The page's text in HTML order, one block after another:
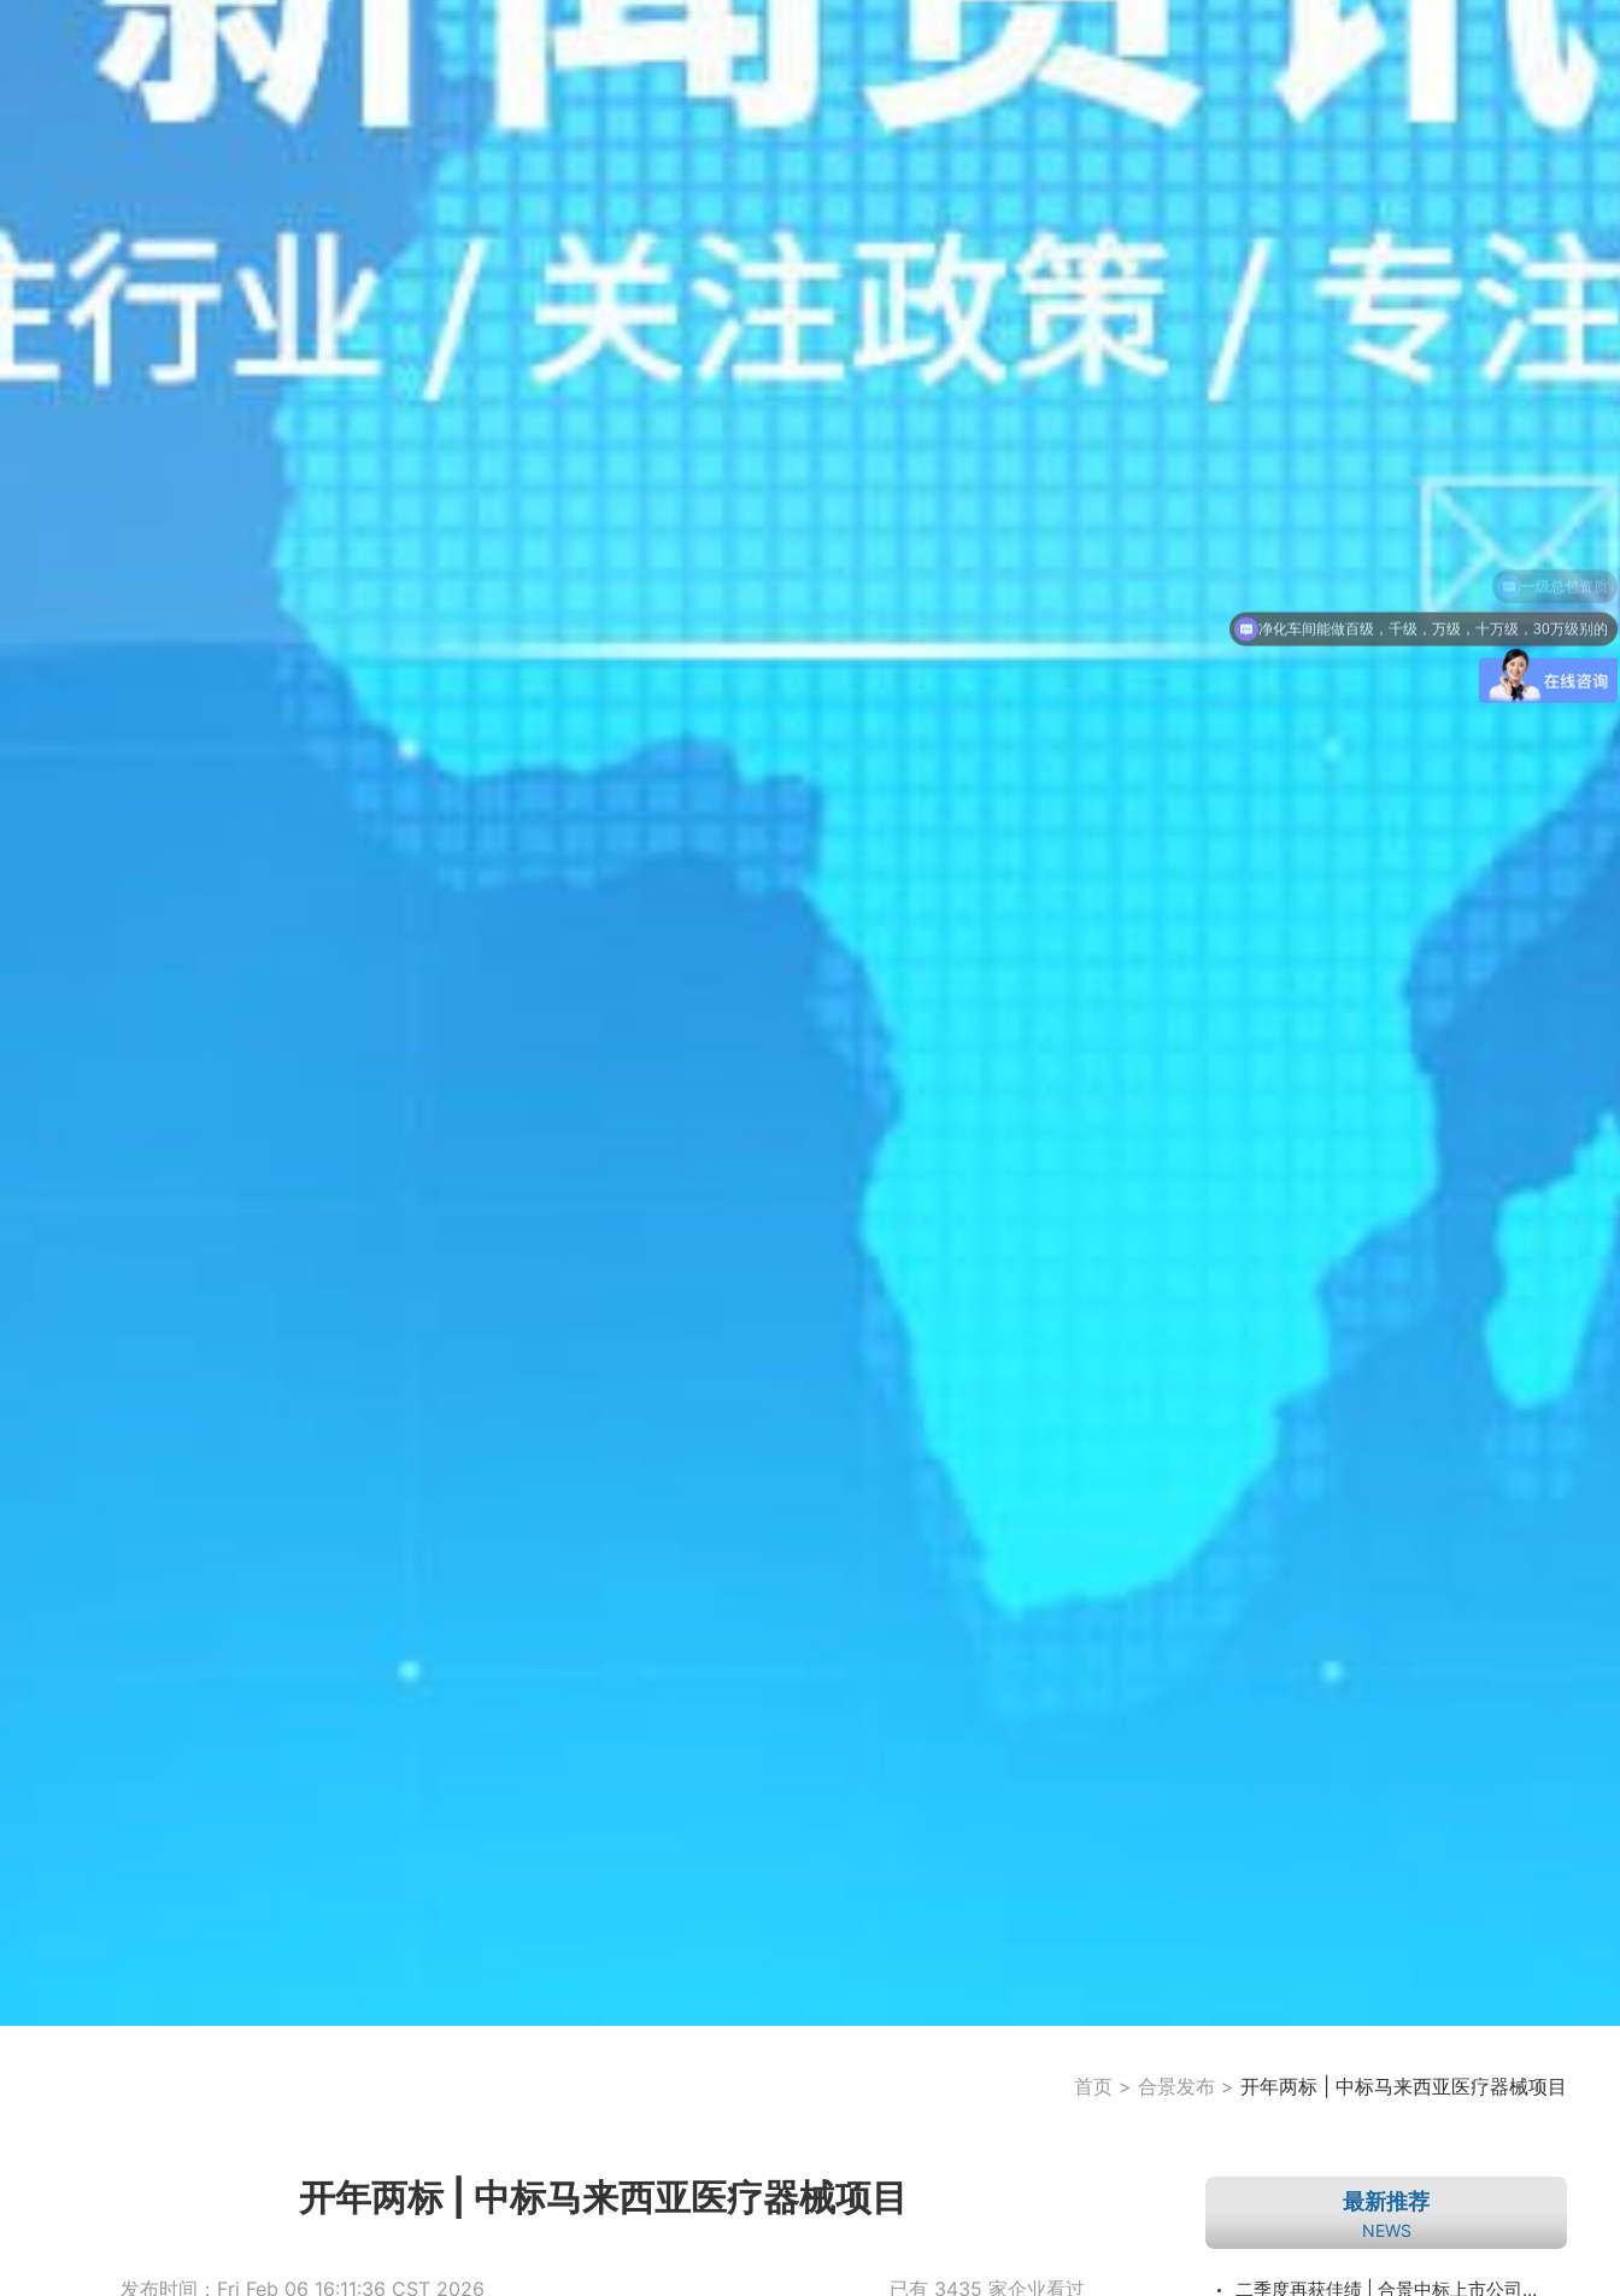
首页 > 合景发布 > 开年两标 | 中标马来西亚医疗器械项目
开年两标 | 中标马来西亚医疗器械项目
发布时间：Fri Feb 06 16:11:36 CST 2026 已有 3435 家企业看过
最新推荐
NEWS
二季度再获佳绩 | 合景中标上市公司博力威锂电（688345）项目
净化车间能做百级，千级，万级，十万级，30万级别的